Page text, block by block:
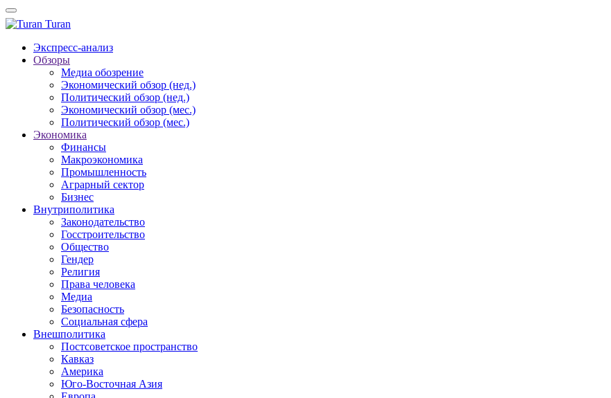
Turan
Экспресс-анализ
Обзоры
Медиа обозрение
Экономический обзор (нед.)
Политический обзор (нед.)
Экономический обзор (мес.)
Политический обзор (мес.)
Экономика
Финансы
Макроэкономика
Промышленность
Аграрный сектор
Бизнес
Внутриполитика
Законодательство
Госстроительство
Общество
Гендер
Религия
Права человека
Медиа
Безопасность
Социальная сфера
Внешполитика
Постсоветское пространство
Кавказ
Америка
Юго-Восточная Азия